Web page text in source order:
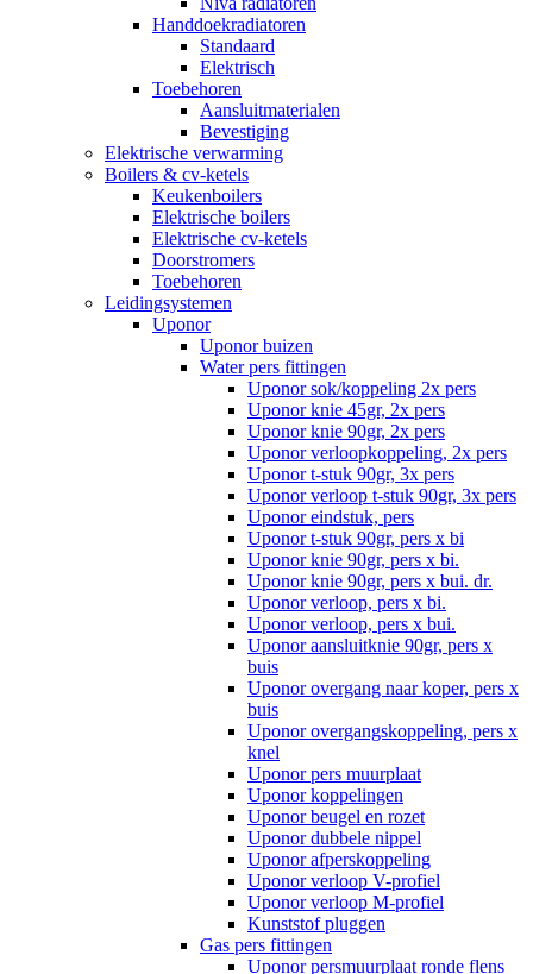
Handdoekradiatoren
Standaard
Elektrisch
Toebehoren
Aansluitmaterialen
Bevestiging
Elektrische verwarming
Boilers & cv-ketels
Keukenboilers
Elektrische boilers
Elektrische cv-ketels
Doorstromers
Toebehoren
Leidingsystemen
Uponor
Uponor buizen
Water pers fittingen
Uponor sok/koppeling 2x pers
Uponor knie 45gr, 2x pers
Uponor knie 90gr, 2x pers
Uponor verloopkoppeling, 2x pers
Uponor t-stuk 90gr, 3x pers
Uponor verloop t-stuk 90gr, 3x pers
Uponor eindstuk, pers
Uponor t-stuk 90gr, pers x bi
Uponor knie 90gr, pers x bi.
Uponor knie 90gr, pers x bui. dr.
Uponor verloop, pers x bi.
Uponor verloop, pers x bui.
Uponor aansluitknie 90gr, pers x
buis
Uponor overgang naar koper, pers x
buis
Uponor overgangskoppeling, pers x
knel
Uponor pers muurplaat
Uponor koppelingen
Uponor beugel en rozet
Uponor dubbele nippel
Uponor afperskoppeling
Uponor verloop V-profiel
Uponor verloop M-profiel
Kunststof pluggen
Gas pers fittingen
Uponor persmuurplaat ronde flens